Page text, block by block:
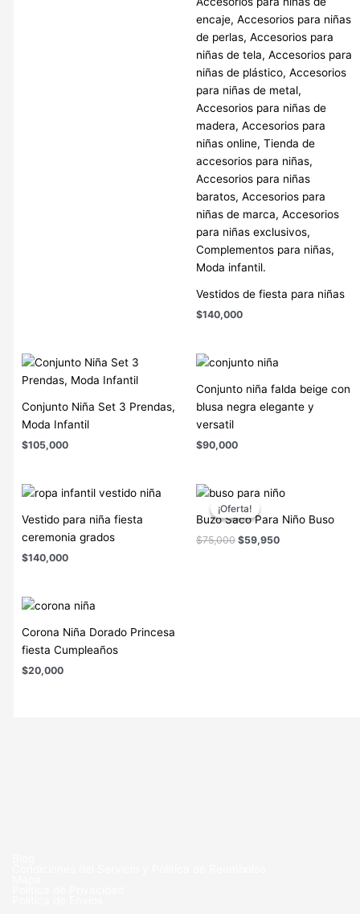
Vestidos de fiesta para niñas
$140,000
Conjunto Niña Set 3 Prendas,
Moda Infantil
$105,000
Conjunto niña falda beige con
blusa negra elegante y
versatil
$90,000
Vestido para niña fiesta
ceremonia grados
$140,000
¡Oferta!
¡Oferta!
Buzo Saco Para Niño Buso
$75,000
El
precio
original
era:
$75,000.
$59,950
El
actual
$59,950.
Corona Niña Dorado Princesa
fiesta Cumpleaños
$20,000